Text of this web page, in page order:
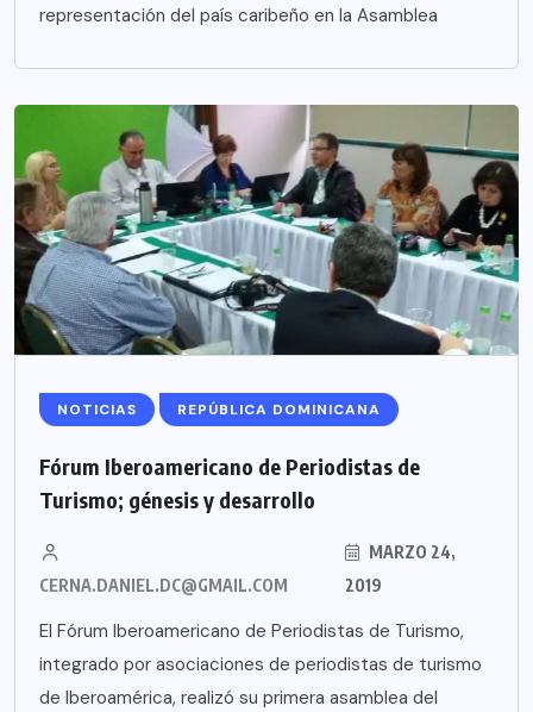
representación del país caribeño en la Asamblea
NOTICIAS REPÚBLICA DOMINICANA
Fórum Iberoamericano de Periodistas de
Turismo; génesis y desarrollo
CERNA.DANIEL.DC@GMAIL.COM
MARZO 24,
2019
El Fórum Iberoamericano de Periodistas de Turismo,
integrado por asociaciones de periodistas de turismo
de Iberoamérica, realizó su primera asamblea del